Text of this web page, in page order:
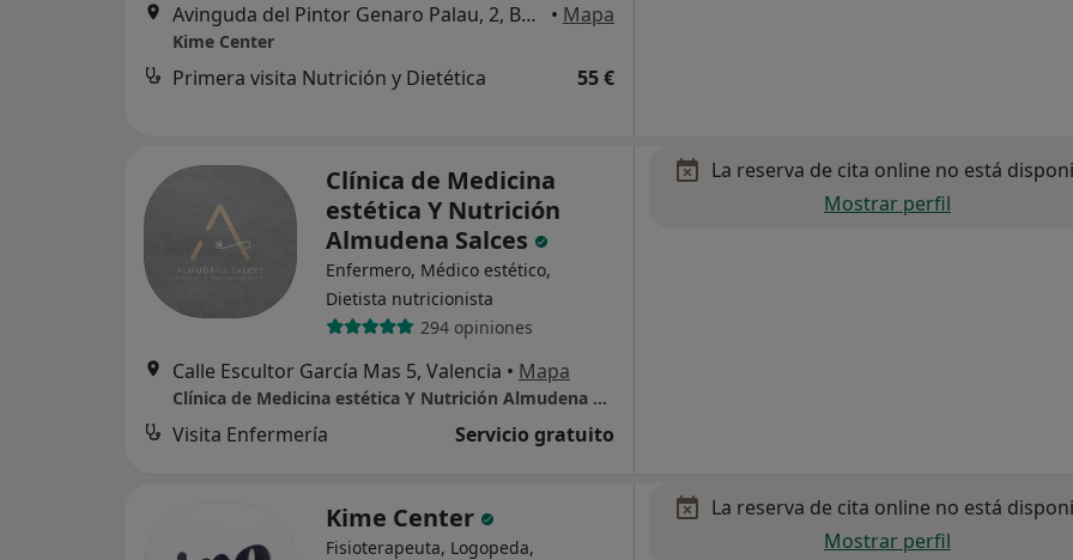
Avinguda del Pintor Genaro Palau, 2, Bajo Izquierda, Torrent • Mapa
Kime Center
Primera visita Nutrición y Dietética 55 €
Clínica de Medicina
estética Y Nutrición
Almudena Salces
Enfermero, Médico estético,
Dietista nutricionista
294 opiniones
Calle Escultor García Mas 5, Valencia • Mapa
Clínica de Medicina estética Y Nutrición Almudena Salces
Visita Enfermería Servicio gratuito
La reserva de cita online no está
Mostrar perfil
Kime Center
Fisioterapeuta, Logopeda,
La reserva de cita online no está
Mostrar perfil